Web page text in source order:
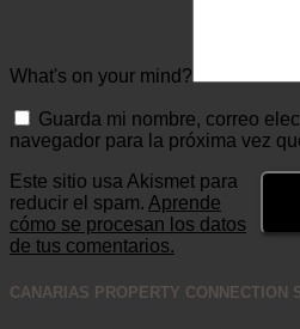
What's on your mind?
Guarda mi nombre, correo
navegador para la próxima vez
Este sitio usa Akismet para
reducir el spam. Aprende
cómo se procesan los datos
de tus comentarios.
CANARIAS PROPERTY CONNECTION